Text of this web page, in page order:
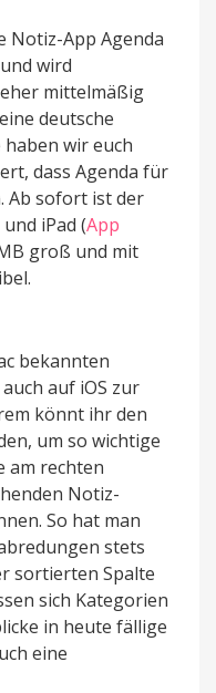
Notiz-App Agenda
wird
mittelmäßig
deutsche
wir euch
dass Agenda für
Ab sofort ist der
iPad (App
groß und mit
bekannten
auf iOS zur
könnt ihr den
um so wichtige
am rechten
Notiz-
So hat man
stets
sortierten Spalte
sich Kategorien
in heute fällige
eine